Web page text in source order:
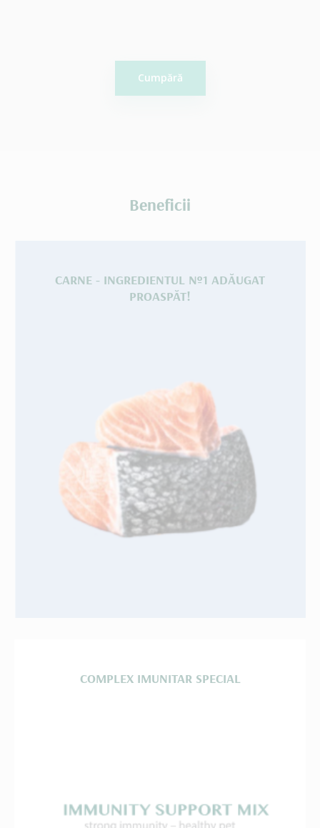
Cumpără
Beneficii
CARNE - INGREDIENTUL №1 ADĂUGAT
PROASPĂT!
COMPLEX IMUNITAR SPECIAL